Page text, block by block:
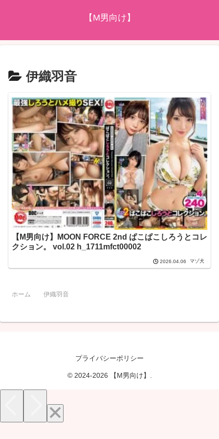
【M男向け】
伊織羽音
【M男向け】MOON FORCE 2nd ぱこぱこしろうとコレ
クション。 vol.02 h_1711mfct00002
2026.04.06 マゾ犬
ホーム 伊織羽音
プライバシーポリシー
© 2024-2026 【M男向け】.